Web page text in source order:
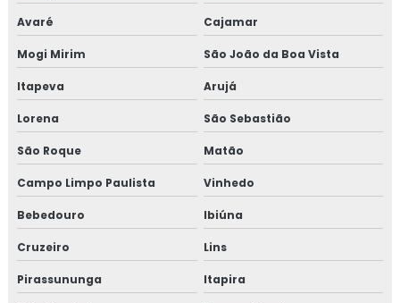
Avaré Cajamar
Mogi Mirim São João da Boa Vista
Itapeva Arujá
Lorena São Sebastião
São Roque Matão
Campo Limpo Paulista Vinhedo
Bebedouro Ibiúna
Cruzeiro Lins
Pirassununga Itapira